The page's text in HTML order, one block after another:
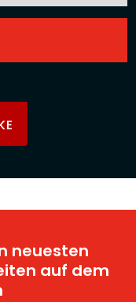
neuesten
auf dem